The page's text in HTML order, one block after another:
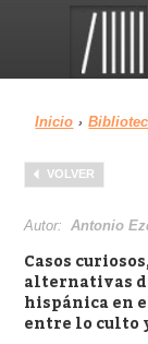
Menu
Biblioteca
Área
Inicio ›
VOLVER
Autor:Antonio
Casos
alternativas
hispánica en
entre lo culto